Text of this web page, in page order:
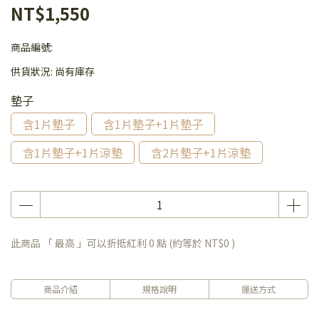
NT$1,550
商品編號:
供貨狀況: 尚有庫存
墊子
含1片墊子
含1片墊子+1片墊子
含1片墊子+1片涼墊
含2片墊子+1片涼墊
此商品 「 最高 」可以折抵紅利 0 點 (約等於 NT$0 )
商品介紹 規格說明 運送方式